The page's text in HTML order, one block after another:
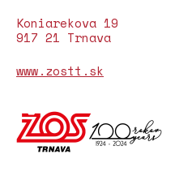
Koniarekova 19
917 21 Trnava
www.zostt.sk